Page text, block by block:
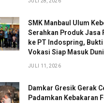
SMK Manbaul Ulum
Serahkan Produk Jasa
ke PT Indospring,
Vokasi Siap Masuk
JULI 11, 2026
Damkar Gresik Gerak
Padamkan Kebakaran